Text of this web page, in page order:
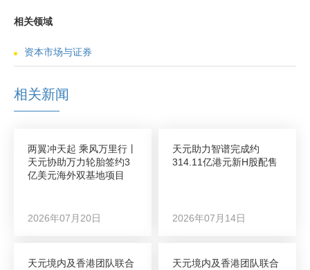
相关领域
资本市场与证券
相关新闻
两翼冲天起 乘风万里行丨
天元协助万力轮胎签约3
亿美元海外双基地项目
2026年07月20日
天元助力智谱完成约
314.11亿港元新H股配售
2026年07月14日
天元境内及香港团队联合
天元境内及香港团队联合